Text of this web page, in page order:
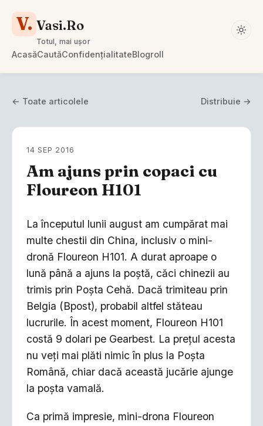
V. Vasi.Ro
Totul, mai ușor
AcasăCautăConfidențialitateBlogroll
← Toate articolele Distribuie →
14 SEP 2016
Am ajuns prin copaci cu
Floureon H101
La începutul lunii august am cumpărat mai
multe chestii din China, inclusiv o mini-
dronă Floureon H101. A durat aproape o
lună până a ajuns la poștă, căci chinezii au
trimis prin Poșta Cehă. Dacă trimiteau prin
Belgia (Bpost), probabil altfel stăteau
lucrurile. În acest moment, Floureon H101
costă 9 dolari pe Gearbest. La prețul acesta
nu veți mai plăti nimic în plus la Poșta
Română, chiar dacă această jucărie ajunge
la poșta vamală.
Ca primă impresie, mini-drona Floureon